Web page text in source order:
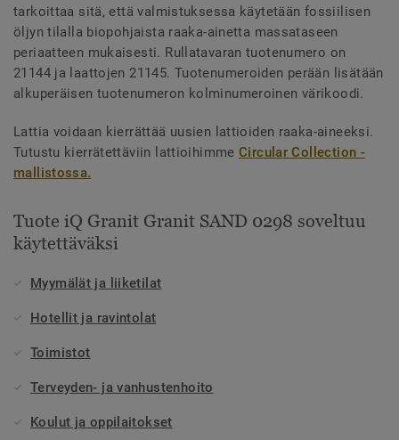
tarkoittaa sitä, että valmistuksessa käytetään fossiilisen
öljyn tilalla biopohjaista raaka-ainetta massataseen
periaatteen mukaisesti. Rullatavaran tuotenumero on
21144 ja laattojen 21145. Tuotenumeroiden perään lisätään
alkuperäisen tuotenumeron kolminumeroinen värikoodi.
Lattia voidaan kierrättää uusien lattioiden raaka-aineeksi.
Tutustu kierrätettäviin lattioihimmeCircular Collection -
mallistossa.
Tuote iQ Granit Granit SAND 0298 soveltuu
käytettäväksi
Myymälät ja liiketilat
Hotellit ja ravintolat
Toimistot
Terveyden- ja vanhustenhoito
Koulut ja oppilaitokset